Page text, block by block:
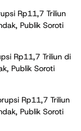
Rp11,7 Triliun
Publik Soroti
Rp11,7 Triliun di
Publik Soroti
Rp11,7 Triliun
Publik Soroti